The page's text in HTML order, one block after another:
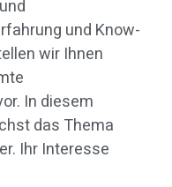
und Know-
wir Ihnen
In diesem
das Thema
Ihr Interesse